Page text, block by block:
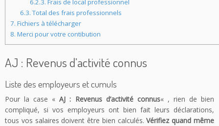
6.2.3. Frais de local professionnel
6.3. Total des frais professionnels
7. Fichiers à télécharger
8. Merci pour votre contibution
AJ : Revenus d’activité connus
Liste des employeurs et cumuls
Pour la case «AJ : Revenus d’activité connus« , rien de bien
compliqué, si vos employeurs ont bien fait leurs déclarations,
tous vos salaires doivent être bien calculés.Vérifiez quand même